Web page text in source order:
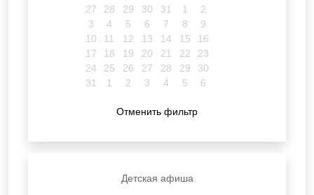
27 28 29 30 31 1
2
3
4 5 6 7 8
9
10
11 12 13 14 15
16
17
18 19 20 21 22
23
24
25 26 27 28 29
30
31
1 2 3 4 5 6
Отменить фильтр
Детская афиша